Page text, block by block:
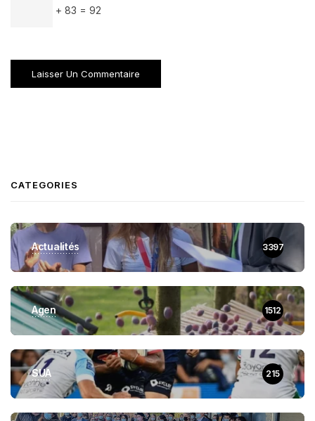
+ 83 = 92
CATEGORIES
Actualités 3397
Agen 1512
SUA 215